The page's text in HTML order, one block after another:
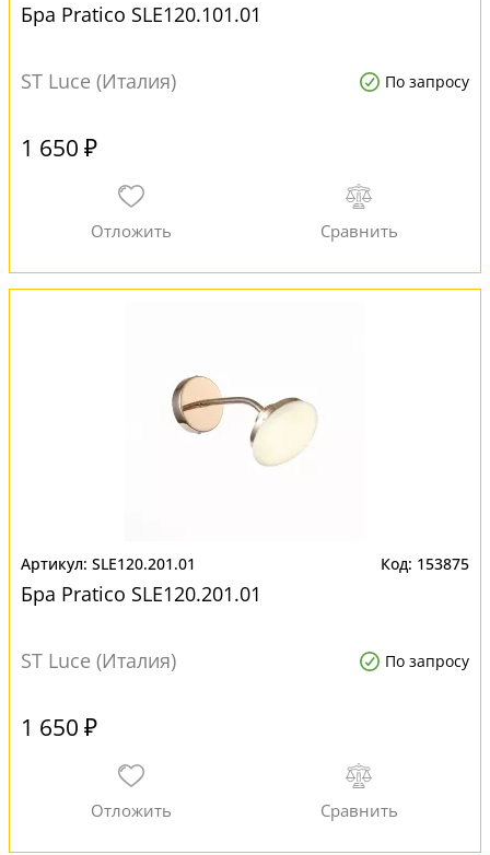
Бра Pratico SLE120.101.01
ST Luce (Италия) По запросу
1 650 ₽
SLE120.201.01 153875
Бра Pratico SLE120.201.01
ST Luce (Италия) По запросу
1 650 ₽